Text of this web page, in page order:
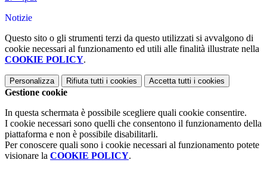
Notizie
Questo sito o gli strumenti terzi da questo utilizzati si avvalgono di
cookie necessari al funzionamento ed utili alle finalità illustrate nella
COOKIE POLICY.
Personalizza Rifiuta tutti i cookies Accetta tutti i cookies
Gestione cookie
In questa schermata è possibile scegliere quali cookie consentire.
I cookie necessari sono quelli che consentono il funzionamento della
piattaforma e non è possibile disabilitarli.
Per conoscere quali sono i cookie necessari al funzionamento potete
visionare la COOKIE POLICY.